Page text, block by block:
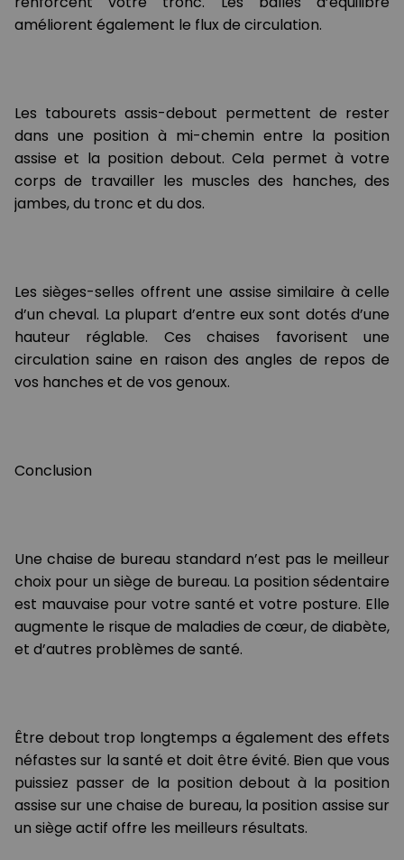
améliorent également le flux de circulation.
Les tabourets assis-debout permettent de rester
dans une position à mi-chemin entre la position
assise et la position debout. Cela permet à votre
corps de travailler les muscles des hanches, des
jambes, du tronc et du dos.
Les sièges-selles offrent une assise similaire à celle
d’un cheval. La plupart d’entre eux sont dotés d’une
hauteur réglable. Ces chaises favorisent une
circulation saine en raison des angles de repos de
vos hanches et de vos genoux.
Conclusion
Une chaise de bureau standard n’est pas le meilleur
choix pour un siège de bureau. La position sédentaire
est mauvaise pour votre santé et votre posture. Elle
augmente le risque de maladies de cœur, de diabète,
et d’autres problèmes de santé.
Être debout trop longtemps a également des effets
néfastes sur la santé et doit être évité. Bien que vous
puissiez passer de la position debout à la position
assise sur une chaise de bureau, la position assise sur
un siège actif offre les meilleurs résultats.